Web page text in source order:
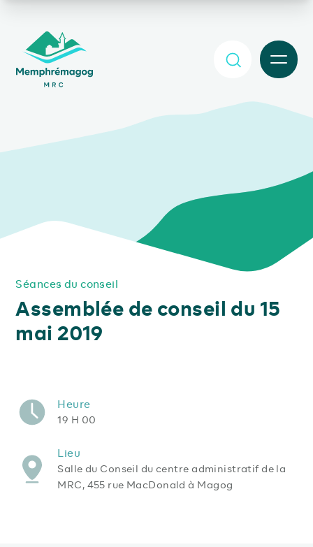
MENU
Séances du conseil
Assemblée de conseil du 15
mai 2019
Heure
19 H 00
Lieu
Salle du Conseil du centre administratif de la
MRC, 455 rue MacDonald à Magog